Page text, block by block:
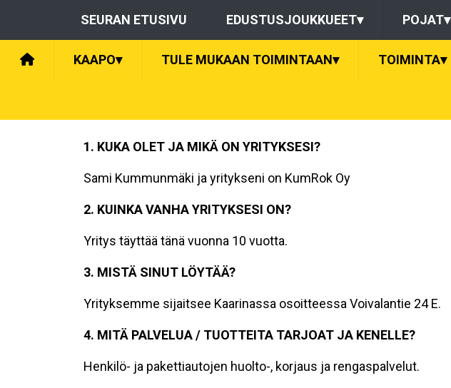
SEURAN ETUSIVU EDUSTUSJOUKKUEET▾ POJAT▾
KAAPO▾ TULE MUKAAN TOIMINTAAN▾ TOIMINTA▾
1. KUKA OLET JA MIKÄ ON YRITYKSESI?
Sami Kummunmäki ja yritykseni on KumRok Oy
2. KUINKA VANHA YRITYKSESI ON?
Yritys täyttää tänä vuonna 10 vuotta.
3. MISTÄ SINUT LÖYTÄÄ?
Yrityksemme sijaitsee Kaarinassa osoitteessa Voivalantie 24 E.
4. MITÄ PALVELUA / TUOTTEITA TARJOAT JA KENELLE?
Henkilö- ja pakettiautojen huolto-, korjaus ja rengaspalvelut.